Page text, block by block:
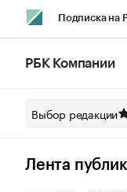
Подписка на
Спецпроекты
Технологии
РБК Компании
Выбор редакции
Лента